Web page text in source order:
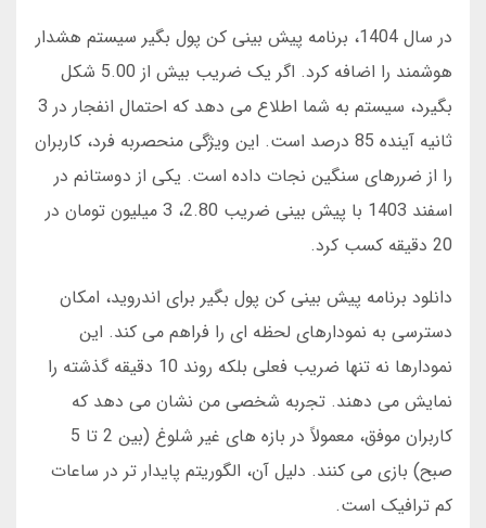
در سال 1404، برنامه پیش بینی کن پول بگیر سیستم هشدار
هوشمند را اضافه کرد. اگر یک ضریب بیش از 5.00 شکل
بگیرد، سیستم به شما اطلاع می دهد که احتمال انفجار در 3
ثانیه آینده 85 درصد است. این ویژگی منحصربه فرد، کاربران
را از ضررهای سنگین نجات داده است. یکی از دوستانم در
اسفند 1403 با پیش بینی ضریب 2.80، 3 میلیون تومان در
20 دقیقه کسب کرد.
دانلود برنامه پیش بینی کن پول بگیر برای اندروید، امکان
دسترسی به نمودارهای لحظه ای را فراهم می کند. این
نمودارها نه تنها ضریب فعلی بلکه روند 10 دقیقه گذشته را
نمایش می دهند. تجربه شخصی من نشان می دهد که
کاربران موفق، معمولاً در بازه های غیر شلوغ (بین 2 تا 5
صبح) بازی می کنند. دلیل آن، الگوریتم پایدار تر در ساعات
کم ترافیک است.